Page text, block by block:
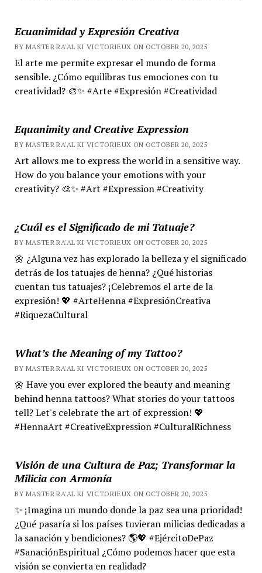
Ecuanimidad y Expresión Creativa
BY MASTER RA'AL KI VICTORIEUX ON OCTOBER 20, 2025
El arte me permite expresar el mundo de forma
sensible. ¿Cómo equilibras tus emociones con tu
creatividad? 🎨✨ #Arte #Expresión #Creatividad
Equanimity and Creative Expression
BY MASTER RA'AL KI VICTORIEUX ON OCTOBER 20, 2025
Art allows me to express the world in a sensitive way.
How do you balance your emotions with your
creativity? 🎨✨ #Art #Expression #Creativity
¿Cuál es el Significado de mi Tatuaje?
BY MASTER RA'AL KI VICTORIEUX ON OCTOBER 20, 2025
🌼 ¿Alguna vez has explorado la belleza y el significado
detrás de los tatuajes de henna? ¿Qué historias
cuentan tus tatuajes? ¡Celebremos el arte de la
expresión! 💖 #ArteHenna #ExpresiónCreativa
#RiquezaCultural
What’s the Meaning of my Tattoo?
BY MASTER RA'AL KI VICTORIEUX ON OCTOBER 20, 2025
🌼 Have you ever explored the beauty and meaning
behind henna tattoos? What stories do your tattoos
tell? Let's celebrate the art of expression! 💖
#HennaArt #CreativeExpression #CulturalRichness
Visión de una Cultura de Paz; Transformar la
Milicia con Armonía
BY MASTER RA'AL KI VICTORIEUX ON OCTOBER 20, 2025
✨ ¡Imagina un mundo donde la paz sea una prioridad!
¿Qué pasaría si los países tuvieran milicias dedicadas a
la sanación y bendiciones? 🌎💖 #EjércitoDePaz
#SanaciónEspiritual ¿Cómo podemos hacer que esta
visión se convierta en realidad?